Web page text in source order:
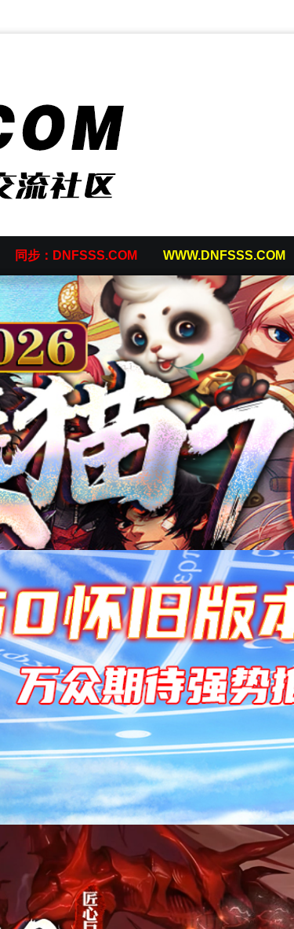
同步：DNFSSS.COM WWW.DNFSSS.COM